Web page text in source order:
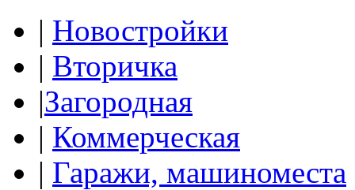
| Новостройки
| Вторичка
|Загородная
| Коммерческая
| Гаражи, машиноместа